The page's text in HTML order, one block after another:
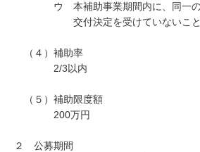
ウ 本補助事業期間内に、同一の事
交付決定を受けていないこと
（４）補助率
2/3以内
（５）補助限度額
200万円
２ 公募期間